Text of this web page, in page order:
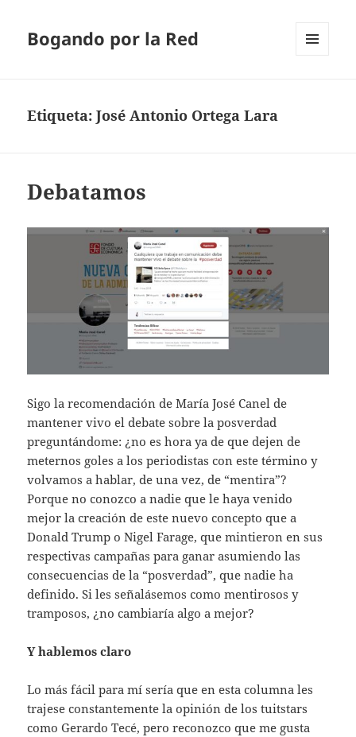
Bogando por la Red
Etiqueta:José Antonio Ortega Lara
Debatamos
Sigo la recomendación de María José Canel de
mantener vivo el debate sobre la posverdad
preguntándome: ¿no es hora ya de que dejen de
meternos goles a los periodistas con este término y
volvamos a hablar, de una vez, de “mentira”?
Porque no conozco a nadie que le haya venido
mejor la creación de este nuevo concepto que a
Donald Trump o Nigel Farage, que mintieron en sus
respectivas campañas para ganar asumiendo las
consecuencias de la “posverdad”, que nadie ha
definido. Si les señalásemos como mentirosos y
tramposos, ¿no cambiaría algo a mejor?
Y hablemos claro
Lo más fácil para mí sería que en esta columna les
trajese constantemente la opinión de los tuitstars
como Gerardo Tecé, pero reconozco que me gusta